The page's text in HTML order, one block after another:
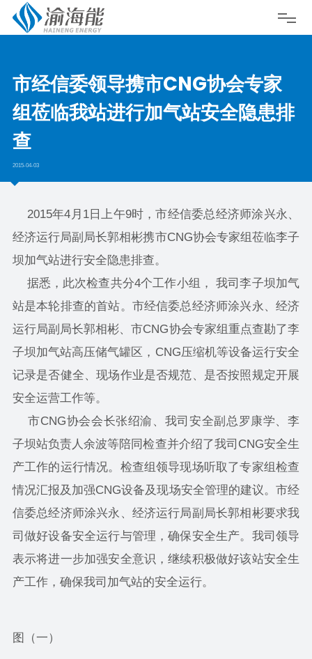
市经信委领导携市CNG协会专家
组莅临我站进行加气站安全隐患排
查
2015-04-03
2015年4月1日上午9时，市经信委总经济师涂兴永、
经济运行局副局长郭相彬携市CNG协会专家组莅临李子
坝加气站进行安全隐患排查。
据悉，此次检查共分4个工作小组， 我司李子坝加气
站是本轮排查的首站。市经信委总经济师涂兴永、经济
运行局副局长郭相彬、市CNG协会专家组重点查勘了李
子坝加气站高压储气罐区，CNG压缩机等设备运行安全
记录是否健全、现场作业是否规范、是否按照规定开展
安全运营工作等。
市CNG协会会长张绍渝、我司安全副总罗康学、李
子坝站负责人余波等陪同检查并介绍了我司CNG安全生
产工作的运行情况。检查组领导现场听取了专家组检查
情况汇报及加强CNG设备及现场安全管理的建议。市经
信委总经济师涂兴永、经济运行局副局长郭相彬要求我
司做好设备安全运行与管理，确保安全生产。我司领导
表示将进一步加强安全意识，继续积极做好该站安全生
产工作，确保我司加气站的安全运行。
图（一）